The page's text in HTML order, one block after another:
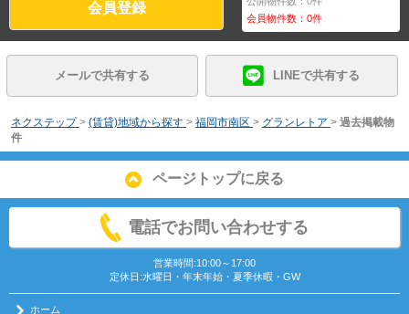
会員登録
会員物件数：0件
メールで共有する LINEで共有する
ネクステップ > (賃貸)地域から探す > 福岡市南区 > グランレトア > 過去掲載物
件
ページトップに戻る
電話でお問い合わせする
営業時間:10:00～17:00
定休日:水曜日・年末年始・夏季休暇・GW
ホーム